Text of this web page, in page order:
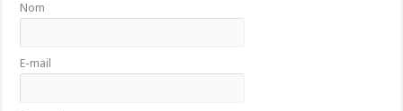
Nom
E-mail